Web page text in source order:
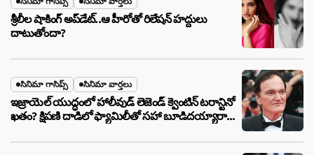
శ్రీలీల షాకింగ్ అప్‌డేట్..ఆ హీరోతో రిలేషన్ హద్దులు
దాటుతోందా?
సినిమా గాసిప్స్ సినిమా వార్తలు
ఇజ్రాయెల్ యుద్ధంలో హాలీవుడ్ లెజెండ్ క్వెంటిన్ టరాన్టినో
ఖతం? క్షిపణి దాడిలో ఫ్యామిలీతో సహా బూడిదయ్యారా?